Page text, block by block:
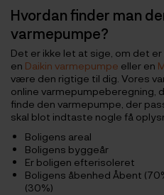
Hvordan finder man
varmepumpe?
Det er ikke let at sige, om det er
en Daikin varmepumpe eller en
være den rigtige til dig. Vores
online varmepumpeberegning,
finde den varmepumpe, der
skal blot indtaste nogle få
Boligens areal
Boligens byggeår
Er boligen efterisoleret
Boligens åbenhed Åbent
(30%)